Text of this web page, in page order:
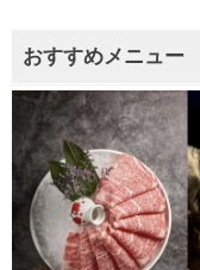
おすすめメニュー